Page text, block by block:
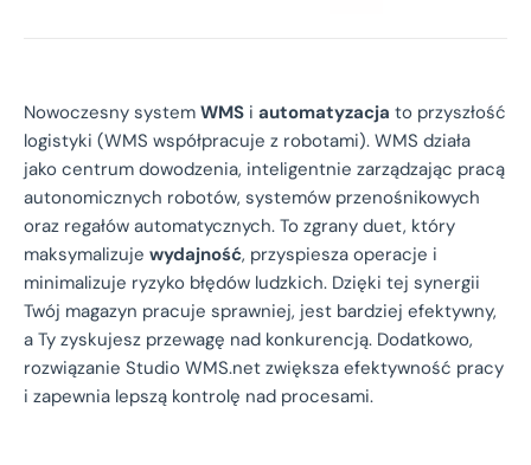
Nowoczesny system WMS i automatyzacja to przyszłość
logistyki (WMS współpracuje z robotami). WMS działa
jako centrum dowodzenia, inteligentnie zarządzając pracą
autonomicznych robotów, systemów przenośnikowych
oraz regałów automatycznych. To zgrany duet, który
maksymalizuje wydajność, przyspiesza operacje i
minimalizuje ryzyko błędów ludzkich. Dzięki tej synergii
Twój magazyn pracuje sprawniej, jest bardziej efektywny,
a Ty zyskujesz przewagę nad konkurencją. Dodatkowo,
rozwiązanie Studio WMS.net zwiększa efektywność pracy
i zapewnia lepszą kontrolę nad procesami.